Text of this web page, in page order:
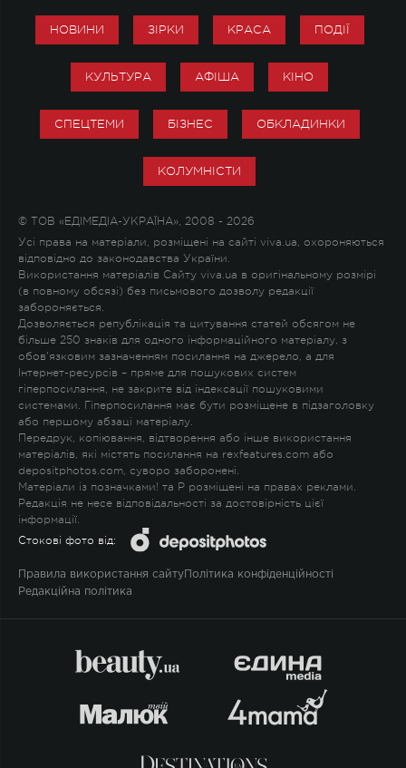
НОВИНИ ЗІРКИ КРАСА ПОДІЇ
КУЛЬТУРА АФІША КІНО
СПЕЦТЕМИ БІЗНЕС ОБКЛАДИНКИ
КОЛУМНІСТИ
© ТОВ «ЕДІМЕДІА-УКРАЇНА», 2008 - 2026
Усі права на матеріали, розміщені на сайті viva.ua, охороняються
відповідно до законодавства України.
Використання матеріалів Сайту viva.ua в оригінальному розмірі
(в повному обсязі) без письмового дозволу редакції
забороняється.
Дозволяється републікація та цитування статей обсягом не
більше 250 знаків для одного інформаційного матеріалу, з
обов'язковим зазначенням посилання на джерело, а для
Інтернет-ресурсів – пряме для пошукових систем
гіперпосилання, не закрите від індексації пошуковими
системами. Гіперпосилання має бути розміщене в підзаголовку
або першому абзаці матеріалу.
Передрук, копіювання, відтворення або інше використання
матеріалів, які містять посилання на rexfeatures.com або
depositphotos.com, суворо заборонені.
Матеріали із позначками! та P розміщені на правах реклами.
Редакція не несе відповідальності за достовірність цієї
інформації.
Стокові фото від:
Правила використання сайту Політика конфіденційності
Редакційна політика